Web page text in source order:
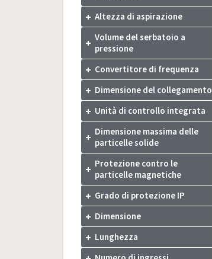
Altezza di aspirazione
Volume del serbatoio a
pressione
Convertitore di frequenza
Dimensione del collegamento
Unità di controllo integrata
Dimensione massima delle
particelle solide
Protezione contro le
particelle magnetiche
Grado di protezione IP
Dimensione
Lunghezza